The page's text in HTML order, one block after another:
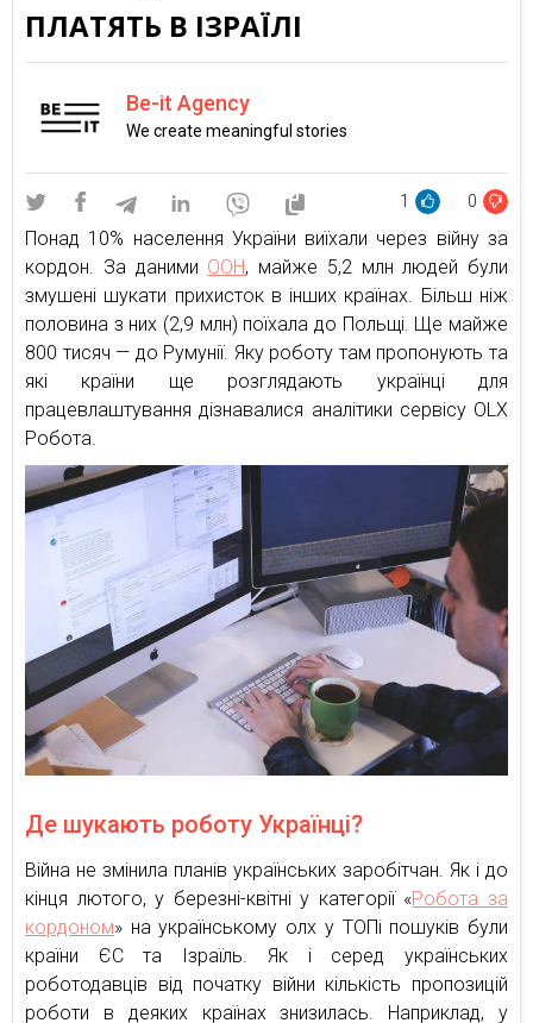
ПЛАТЯТЬ В ІЗРАЇЛІ
Be-it Agency
We create meaningful stories
1 0
Понад 10% населення України виїхали через війну за
кордон. За даними ООН, майже 5,2 млн людей були
змушені шукати прихисток в інших країнах. Більш ніж
половина з них (2,9 млн) поїхала до Польщі. Ще майже
800 тисяч — до Румунії. Яку роботу там пропонують та
які країни ще розглядають українці для
працевлаштування дізнавалися аналітики сервісу OLX
Робота.
Де шукають роботу Українці?
Війна не змінила планів українських заробітчан. Як і до
кінця лютого, у березні-квітні у категорії «Робота за
кордоном» на українському олх у ТОПі пошуків були
країни ЄС та Ізраїль. Як і серед українських
роботодавців від початку війни кількість пропозицій
роботи в деяких країнах знизилась. Наприклад, у